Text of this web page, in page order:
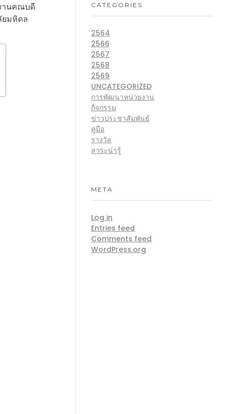
านคณบดี
ยมหิดล
CATEGORIES
2564
2566
2567
2568
2569
UNCATEGORIZED
การพัฒนาหน่วยงาน
กิจกรรม
ข่าวประชาสัมพันธ์
คู่มือ
รางวัล
สาระน่ารู้
META
Log in
Entries feed
Comments feed
WordPress.org